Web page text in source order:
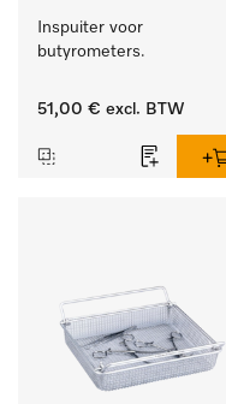
Inspuiter voor
butyrometers.
51,00 € excl. BTW